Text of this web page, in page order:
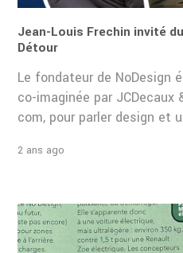
Jean-Louis Frechin invité
Détour
Le fondateur de NoDesign
co-imaginée par
com, pour parler design et
2 ans ago